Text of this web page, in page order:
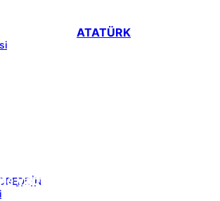
ATATÜRK
yaptı?